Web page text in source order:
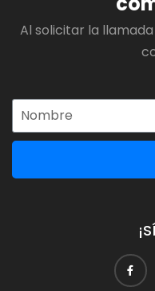
Al solicitar la